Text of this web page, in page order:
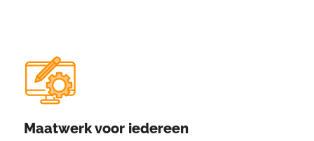
Maatwerk voor iedereen